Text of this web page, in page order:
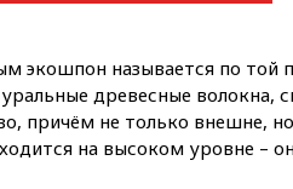
экошпон называется по той
древесные
причём не только внешне,
на высоком уровне –